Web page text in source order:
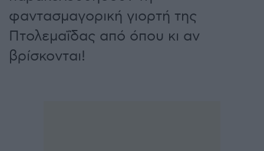
φαντασμαγορική γιορτή της
Πτολεμαΐδας από όπου κι αν
βρίσκονται!